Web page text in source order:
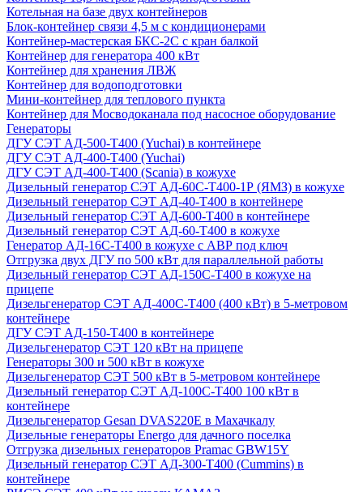
Котельная на базе двух контейнеров
Блок-контейнер связи 4,5 м с кондиционерами
Контейнер-мастерская БКС-2С с кран балкой
Контейнер для генератора 400 кВт
Контейнер для хранения ЛВЖ
Контейнер для водоподготовки
Мини-контейнер для теплового пункта
Контейнер для Мосводоканала под насосное оборудование
Генераторы
ДГУ СЭТ АД-500-Т400 (Yuchai) в контейнере
ДГУ СЭТ АД-400-Т400 (Yuchai)
ДГУ СЭТ АД-400-Т400 (Scania) в кожухе
Дизельный генератор СЭТ АД-60С-Т400-1Р (ЯМЗ) в кожухе
Дизельный генератор СЭТ АД-40-Т400 в контейнере
Дизельный генератор СЭТ АД-600-Т400 в контейнере
Дизельный генератор СЭТ АД-60-Т400 в кожухе
Генератор АД-16С-Т400 в кожухе с АВР под ключ
Отгрузка двух ДГУ по 500 кВт для параллельной работы
Дизельный генератор СЭТ АД-150С-Т400 в кожухе на
прицепе
Дизельгенератор СЭТ АД-400С-Т400 (400 кВт) в 5-метровом
контейнере
ДГУ СЭТ АД-150-Т400 в контейнере
Дизельгенератор СЭТ 120 кВт на прицепе
Генераторы 300 и 500 кВт в кожухе
Дизельгенератор СЭТ 500 кВт в 5-метровом контейнере
Дизельный генератор СЭТ АД-100С-Т400 100 кВт в
контейнере
Дизельгенератор Gesan DVAS220E в Махачкалу
Дизельные генераторы Energo для дачного поселка
Отгрузка дизельных генераторов Pramac GВW15Y
Дизельный генератор СЭТ АД-300-Т400 (Cummins) в
контейнере